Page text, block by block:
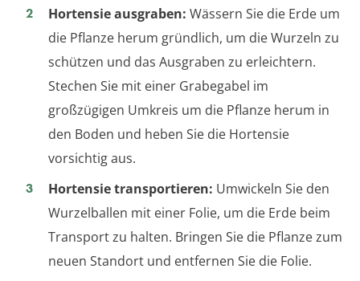
Hortensie ausgraben: Wässern Sie die Erde um
die Pflanze herum gründlich, um die Wurzeln zu
schützen und das Ausgraben zu erleichtern.
Stechen Sie mit einer Grabegabel im
großzügigen Umkreis um die Pflanze herum in
den Boden und heben Sie die Hortensie
vorsichtig aus.
Hortensie transportieren: Umwickeln Sie den
Wurzelballen mit einer Folie, um die Erde beim
Transport zu halten. Bringen Sie die Pflanze zum
neuen Standort und entfernen Sie die Folie.